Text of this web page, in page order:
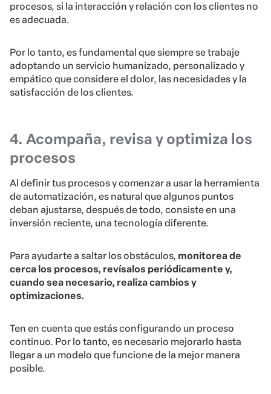
procesos, si la interacción y relación con los clientes no
es adecuada.
Por lo tanto, es fundamental que siempre se trabaje
adoptando un servicio humanizado, personalizado y
empático que considere el dolor, las necesidades y la
satisfacción de los clientes.
4. Acompaña, revisa y optimiza los
procesos
Al definir tus procesos y comenzar a usar la herramienta
de automatización, es natural que algunos puntos
deban ajustarse, después de todo, consiste en una
inversión reciente, una tecnología diferente.
Para ayudarte a saltar los obstáculos, monitorea de
cerca los procesos, revísalos periódicamente y,
cuando sea necesario, realiza cambios y
optimizaciones.
Ten en cuenta que estás configurando un proceso
continuo. Por lo tanto, es necesario mejorarlo hasta
llegar a un modelo que funcione de la mejor manera
posible.